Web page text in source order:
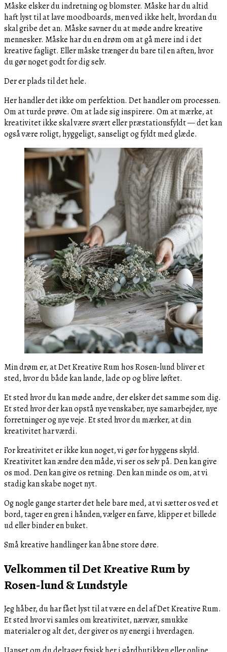
Måske elsker du indretning og blomster. Måske har du altid
haft lyst til at lave moodboards, men ved ikke helt, hvordan du
skal gribe det an. Måske savner du at møde andre kreative
mennesker. Måske har du en drøm om at gå mere ind i det
kreative fagligt. Eller måske trænger du bare til en aften, hvor
du gør noget godt for dig selv.
Der er plads til det hele.
Her handler det ikke om perfektion. Det handler om processen.
Om at turde prøve. Om at lade sig inspirere. Om at mærke, at
kreativitet ikke skal være svært eller præstationsfyldt — det kan
også være roligt, hyggeligt, sanseligt og fyldt med glæde.
Min drøm er, at Det Kreative Rum hos Rosen-lund bliver et
sted, hvor du både kan lande, lade op og blive løftet.
Et sted hvor du kan møde andre, der elsker det samme som dig.
Et sted hvor der kan opstå nye venskaber, nye samarbejder, nye
forretninger og nye veje. Et sted hvor du mærker, at din
kreativitet har værdi.
For kreativitet er ikke kun noget, vi gør for hyggens skyld.
Kreativitet kan ændre den måde, vi ser os selv på. Den kan give
os mod. Den kan give os retning. Den kan minde os om, at vi
stadig kan skabe noget nyt.
Og nogle gange starter det hele bare med, at vi sætter os ved et
bord, tager en gren i hånden, vælger en farve, klipper et billede
ud eller binder en buket.
Små kreative handlinger kan åbne store døre.
Velkommen til Det Kreative Rum by
Rosen-lund & Lundstyle
Jeg håber, du har fået lyst til at være en del af Det Kreative Rum.
Et sted hvor vi samles om kreativitet, nærvær, smukke
materialer og alt det, der giver os ny energi i hverdagen.